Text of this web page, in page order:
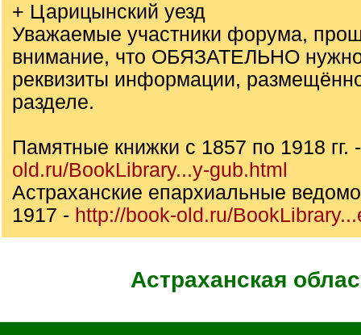
+ Царицынский уезд
Уважаемые участники форума,
внимание, что ОБЯЗАТЕЛЬНО нужно
реквизиты информации,
разделе.
Памятные книжки с 1857 по 1918 гг.
old.ru/BookLibrary...y-gub.html
Астраханские епархиальные
1917 - http://book-old.ru/
Астраханская